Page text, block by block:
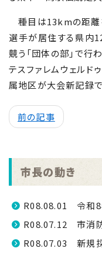
種目は13kmの距離
選手が居住する県内
競う「団体の部」で行
テスファレムウェルド
属地区が大会新記録
前の記事
市長の動き
R08.08.01 令和8
R08.07.12 市消
R08.07.03 新規